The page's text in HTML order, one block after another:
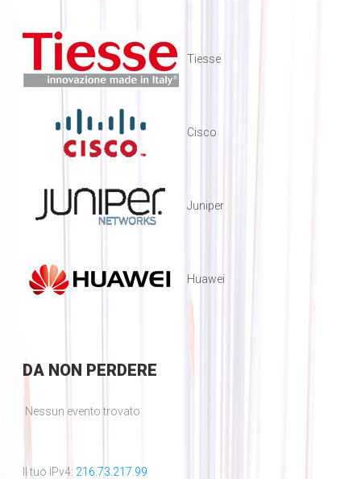
Tiesse
Cisco
Juniper
Huawei
DANON PERDERE
Nessun evento trovato
Il tuo IPv4: 216.73.217.99